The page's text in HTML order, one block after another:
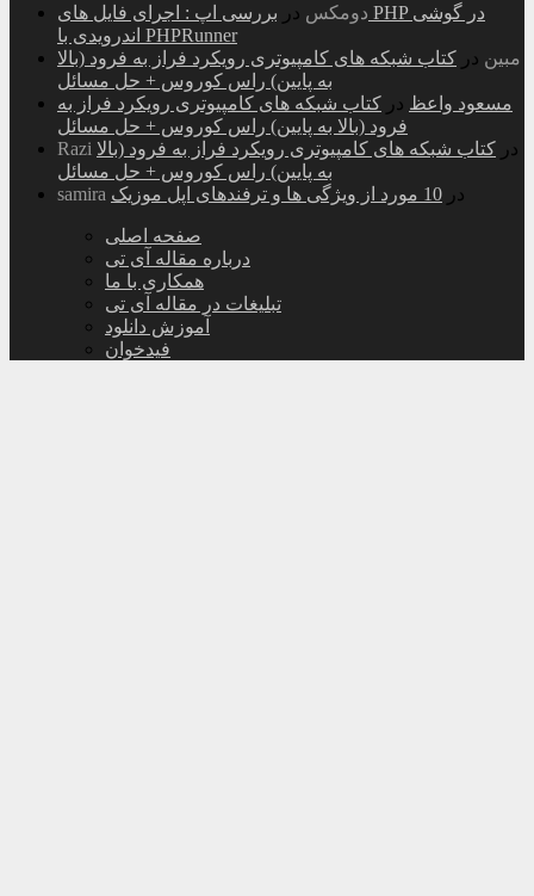
دومکس در بررسی اپ : اجرای فایل های PHP در گوشی
اندرویدی با PHPRunner
مبین در کتاب شبکه های کامپیوتری رویکرد فراز به فرود (بالا
به پایین) راس کوروس + حل مسائل
مسعود واعظ در کتاب شبکه های کامپیوتری رویکرد فراز به
فرود (بالا به پایین) راس کوروس + حل مسائل
Razi
در کتاب شبکه های کامپیوتری رویکرد فراز به فرود (بالا
به پایین) راس کوروس + حل مسائل
samira
در 10 مورد از ویژگی ها و ترفندهای اپل موزیک
صفحه اصلی
درباره مقاله آی تی
همکاری با ما
تبلیغات در مقاله آی تی
آموزش دانلود
فیدخوان